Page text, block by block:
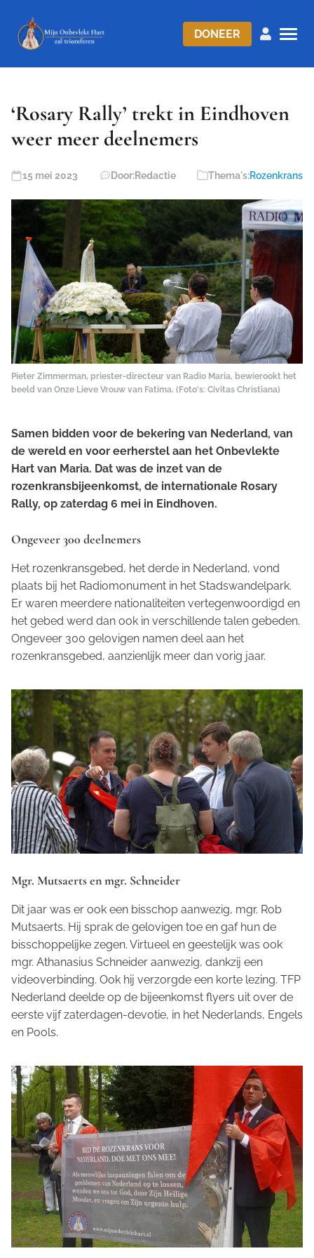
DONEER
‘Rosary Rally’ trekt in Eindhoven
weer meer deelnemers
15 mei 2023 Door:Redactie Thema's:Rozenkrans
Pieter Zimmerman, priester-directeur van Radio Maria, bewierookt het
beeld van Onze Lieve Vrouw van Fatima. (Foto's: Civitas Christiana)
Samen bidden voor de bekering van Nederland, van
de wereld en voor eerherstel aan het Onbevlekte
Hart van Maria. Dat was de inzet van de
rozenkransbijeenkomst, de internationale Rosary
Rally, op zaterdag 6 mei in Eindhoven.
Ongeveer 300 deelnemers
Het rozenkransgebed, het derde in Nederland, vond
plaats bij het Radiomonument in het Stadswandelpark.
Er waren meerdere nationaliteiten vertegenwoordigd en
het gebed werd dan ook in verschillende talen gebeden.
Ongeveer 300 gelovigen namen deel aan het
rozenkransgebed, aanzienlijk meer dan vorig jaar.
Mgr. Mutsaerts en mgr. Schneider
Dit jaar was er ook een bisschop aanwezig, mgr. Rob
Mutsaerts. Hij sprak de gelovigen toe en gaf hun de
bisschoppelijke zegen. Virtueel en geestelijk was ook
mgr. Athanasius Schneider aanwezig, dankzij een
videoverbinding. Ook hij verzorgde een korte lezing. TFP
Nederland deelde op de bijeenkomst flyers uit over de
eerste vijf zaterdagen-devotie, in het Nederlands, Engels
en Pools.